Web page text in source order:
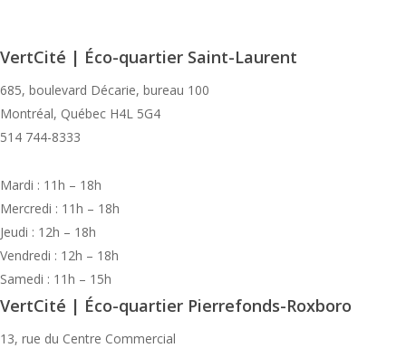
VertCité | Éco-quartier Saint-Laurent
685, boulevard Décarie, bureau 100
Montréal, Québec H4L 5G4
514 744-8333
Mardi : 11h – 18h
Mercredi : 11h – 18h
Jeudi : 12h – 18h
Vendredi : 12h – 18h
Samedi : 11h – 15h
VertCité | Éco-quartier Pierrefonds-Roxboro
13, rue du Centre Commercial